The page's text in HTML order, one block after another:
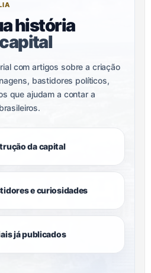
história
com artigos sobre a criação
bastidores políticos,
que ajudam a contar a
da capital
e curiosidades
já publicados